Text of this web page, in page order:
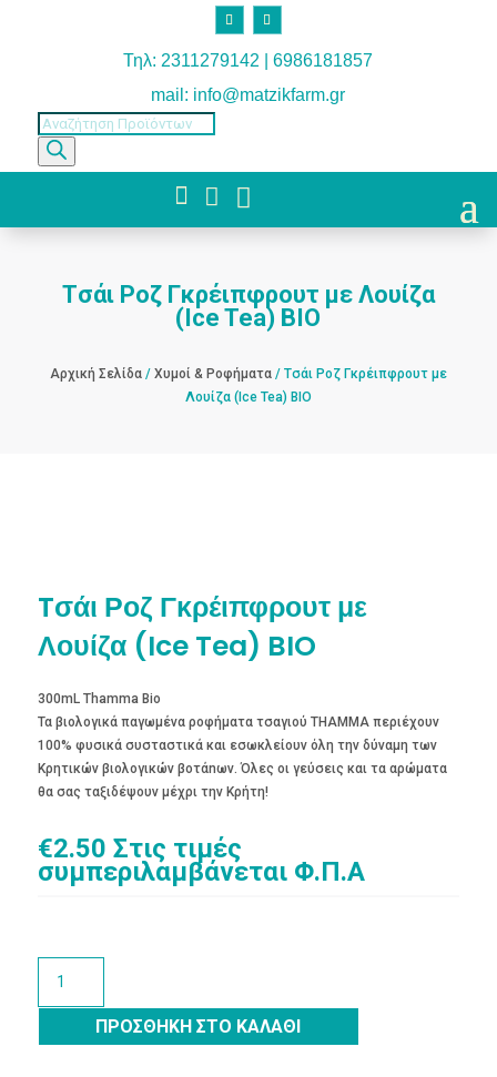
Τηλ: 2311279142 | 6986181857
mail: info@matzikfarm.gr
Products
search
  
Tσάι Ροζ Γκρέιπφρουτ με Λουίζα
(Ice Tea) BIO
Αρχική Σελίδα/ Χυμοί & Ροφήματα/ Tσάι Ροζ Γκρέιπφρουτ με
Λουίζα (Ice Tea) BIO
Tσάι Ροζ Γκρέιπφρουτ με
Λουίζα (Ice Tea) BIO
300mL Thamma Bio
Τα βιολογικά παγωμένα ροφήματα τσαγιού THAMMA περιέχουν
100% φυσικά συσταστικά και εσωκλείουν όλη την δύναμη των
Κρητικών βιολογικών βοτάnων. Όλες οι γεύσεις και τα αρώματα
θα σας ταξιδέψουν μέχρι την Κρήτη!
€2.50 Στις τιμές
συμπεριλαμβάνεται Φ.Π.Α
Ροζ
Γκρέιπφρουτ
ΠΡΟΣΘΉΚΗ ΣΤΟ ΚΑΛΆΘΙ